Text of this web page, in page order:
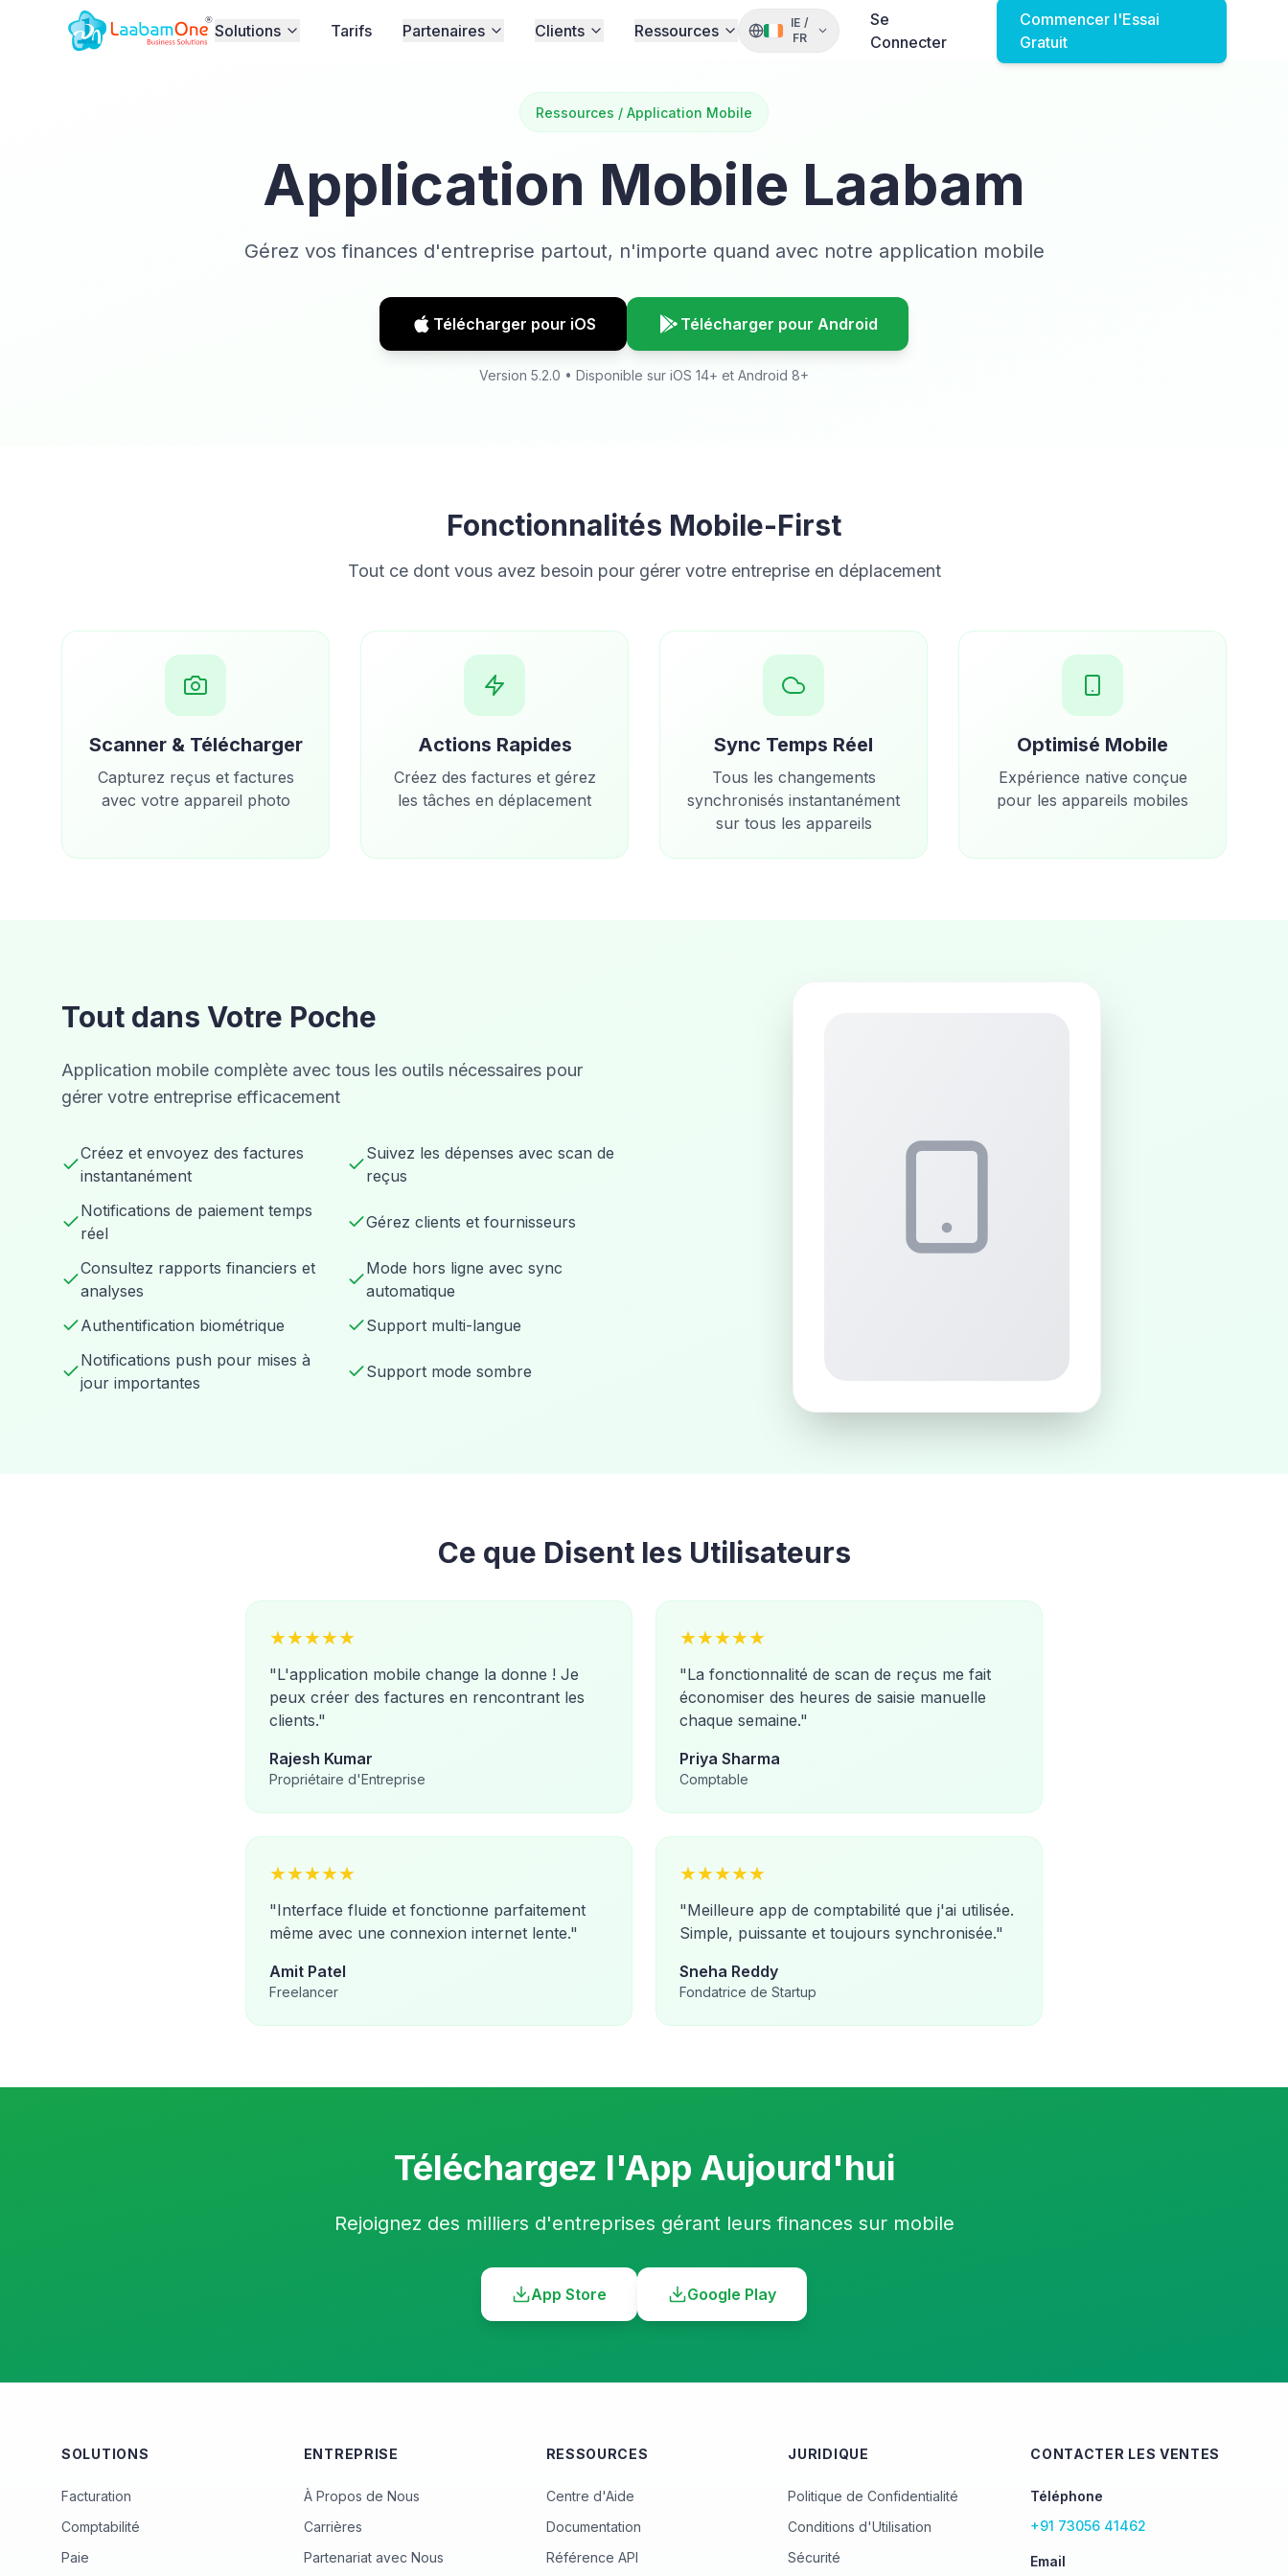
Solutions Tarifs Partenaires Clients Ressources IE /
FR
Se
Connecter
Commencer l'Essai
Gratuit
Ressources / Application Mobile
Application Mobile Laabam
Gérez vos finances d'entreprise partout, n'importe quand avec notre application mobile
Télécharger pour iOS Télécharger pour Android
Version 5.2.0 • Disponible sur iOS 14+ et Android 8+
Fonctionnalités Mobile-First
Tout ce dont vous avez besoin pour gérer votre entreprise en déplacement
Scanner & Télécharger
Capturez reçus et factures
avec votre appareil photo
Actions Rapides
Créez des factures et gérez
les tâches en déplacement
Sync Temps Réel
Tous les changements
synchronisés instantanément
sur tous les appareils
Optimisé Mobile
Expérience native conçue
pour les appareils mobiles
Tout dans Votre Poche
Application mobile complète avec tous les outils nécessaires pour
gérer votre entreprise efficacement
Créez et envoyez des factures
instantanément
Suivez les dépenses avec scan de
reçus
Notifications de paiement temps
réel
Gérez clients et fournisseurs
Consultez rapports financiers et
analyses
Mode hors ligne avec sync
automatique
Authentification biométrique
Support multi-langue
Notifications push pour mises à
jour importantes
Support mode sombre
Ce que Disent les Utilisateurs
★★★★★
"L'application mobile change la donne ! Je
peux créer des factures en rencontrant les
clients."
Rajesh Kumar
Propriétaire d'Entreprise
★★★★★
"La fonctionnalité de scan de reçus me fait
économiser des heures de saisie manuelle
chaque semaine."
Priya Sharma
Comptable
★★★★★
"Interface fluide et fonctionne parfaitement
même avec une connexion internet lente."
Amit Patel
Freelancer
★★★★★
"Meilleure app de comptabilité que j'ai utilisée.
Simple, puissante et toujours synchronisée."
Sneha Reddy
Fondatrice de Startup
Téléchargez l'App Aujourd'hui
Rejoignez des milliers d'entreprises gérant leurs finances sur mobile
App Store Google Play
SOLUTIONS
Facturation
Comptabilité
Paie
ENTREPRISE
À Propos de Nous
Carrières
Partenariat avec Nous
RESSOURCES
Centre d'Aide
Documentation
Référence API
JURIDIQUE
Politique de Confidentialité
Conditions d'Utilisation
Sécurité
CONTACTER LES VENTES
Téléphone
+91 73056 41462
Email